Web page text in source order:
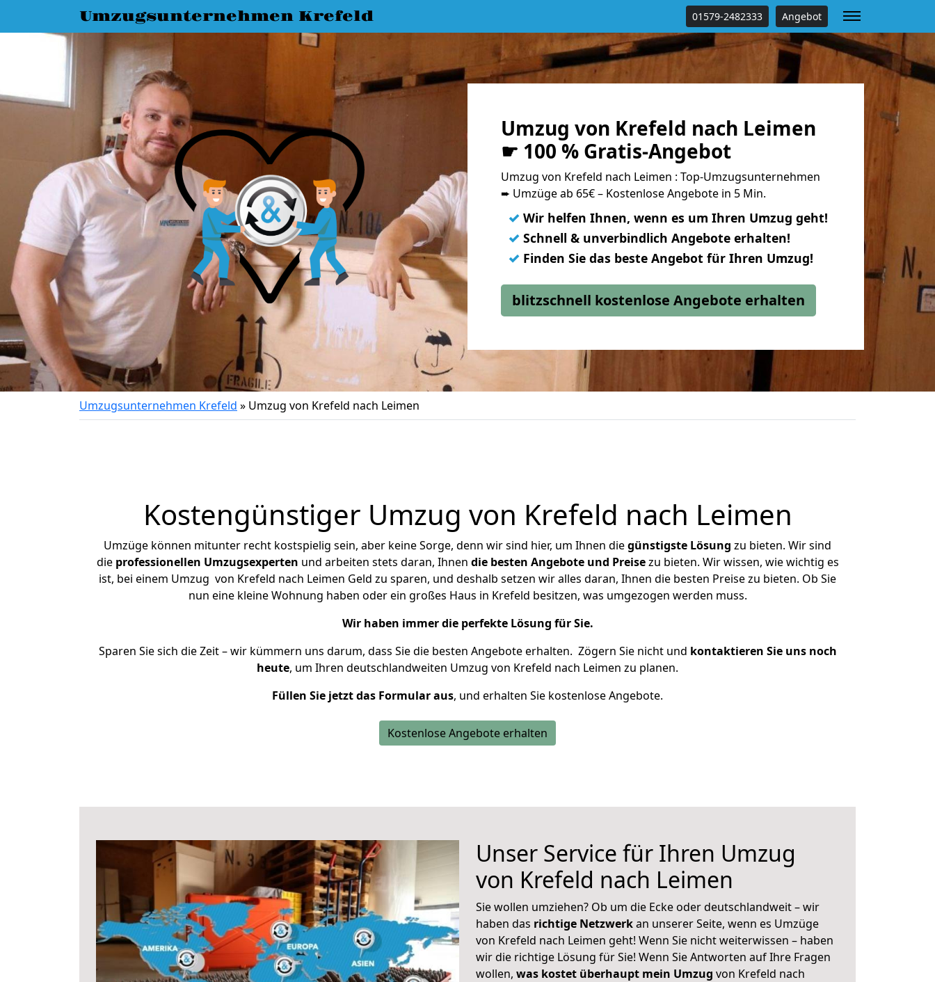
Umzugsunternehmen Krefeld 01579-2482333 Angebot
Umzug von Krefeld nach Leimen
☛ 100 % Gratis-Angebot
Umzug von Krefeld nach Leimen : Top-Umzugsunternehmen
➨ Umzüge ab 65€ – Kostenlose Angebote in 5 Min.
✓ Wir helfen Ihnen, wenn es um Ihren Umzug geht!
✓ Schnell & unverbindlich Angebote erhalten!
✓ Finden Sie das beste Angebot für Ihren Umzug!
blitzschnell kostenlose Angebote erhalten
Umzugsunternehmen Krefeld » Umzug von Krefeld nach Leimen
Kostengünstiger Umzug von Krefeld nach Leimen
Umzüge können mitunter recht kostspielig sein, aber keine Sorge, denn wir sind hier, um Ihnen diegünstigste Lösung zu bieten. Wir sind
die professionellen Umzugsexperten und arbeiten stets daran, Ihnen die besten Angebote und Preisezu bieten. Wir wissen, wie wichtig es
ist, bei einem Umzug von Krefeld nach Leimen Geld zu sparen, und deshalb setzen wir alles daran, Ihnen die besten Preise zu bieten. Ob Sie
nun eine kleine Wohnung haben oder ein großes Haus in Krefeld besitzen, was umgezogen werden muss.
Wir haben immer die perfekte Lösung für Sie.
Sparen Sie sich die Zeit – wir kümmern uns darum, dass Sie die besten Angebote erhalten. Zögern Sie nicht und kontaktieren Sie uns noch
heute, um Ihren deutschlandweiten Umzug von Krefeld nach Leimen zu planen.
Füllen Sie jetzt das Formular aus, und erhalten Sie kostenlose Angebote.
Kostenlose Angebote erhalten
Unser Service für Ihren Umzug
von Krefeld nach Leimen
Sie wollen umziehen? Ob um die Ecke oder deutschlandweit – wir
haben das richtige Netzwerkan unserer Seite, wenn es Umzüge
von Krefeld nach Leimen geht! Wenn Sie nicht weiterwissen – haben
wir die richtige Lösung für Sie! Wenn Sie Antworten auf Ihre Fragen
wollen, was kostet überhaupt mein Umzug von Krefeld nach